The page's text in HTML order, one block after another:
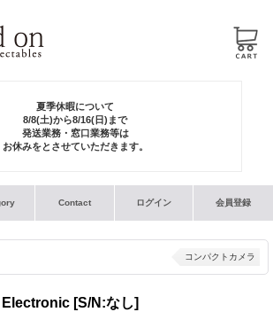
夏季休暇について
8/8(土)から8/16(日)まで
発送業務・窓口業務等は
お休みをとさせていただきます。
Contact ログイン 会員登録
コンパクトカメラ
Electronic [S/N:なし]